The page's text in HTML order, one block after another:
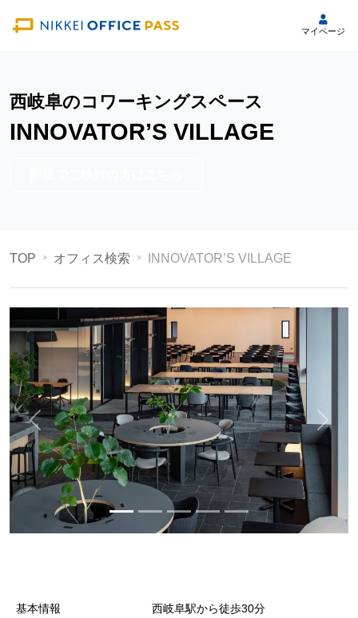
マイページ
西岐阜のコワーキングスペース
INNOVATOR’S VILLAGE
TOP オフィス検索 INNOVATOR’S VILLAGE
基本情報
西岐阜駅から徒歩30分